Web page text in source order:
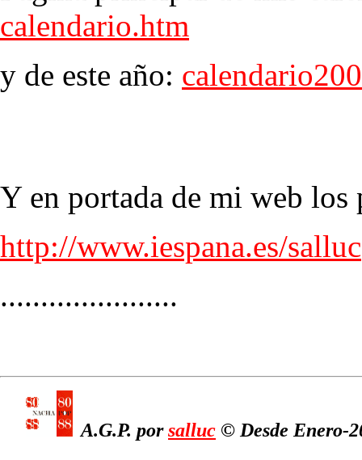
calendario.htm
y de este año:
Y en portada de mi web
http://www.iespana.es/salluc
......................
A.G.P. porsalluc © Desde Enero-